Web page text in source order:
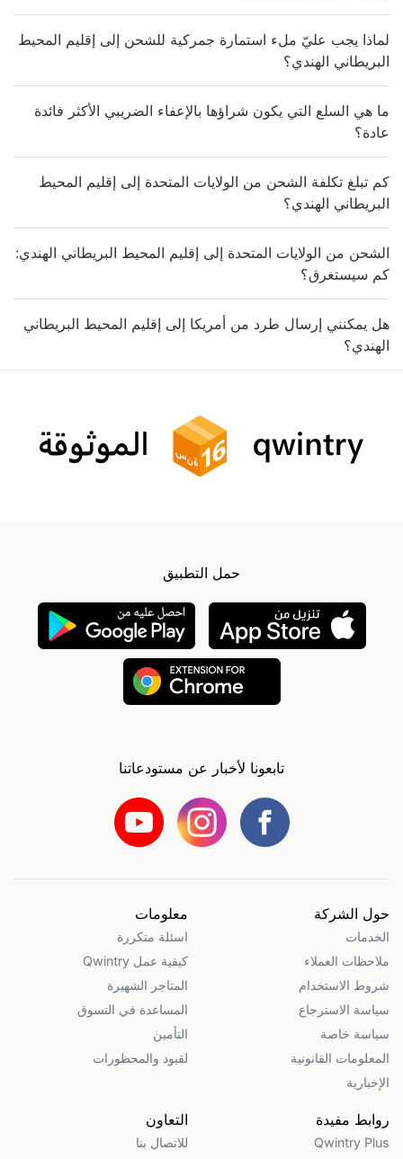
لماذا يجب عليّ ملء استمارة جمركية للشحن إلى إقليم المحيط
البريطاني الهندي؟
ما هي السلع التي يكون شراؤها بالإعفاء الضريبي الأكثر فائدة
عادة؟
كم تبلغ تكلفة الشحن من الولايات المتحدة إلى إقليم المحيط
البريطاني الهندي؟
الشحن من الولايات المتحدة إلى إقليم المحيط البريطاني الهندي:
كم سيستغرق؟
هل يمكنني إرسال طرد من أمريكا إلى إقليم المحيط البريطاني
الهندي؟
حمل التطبيق
تابعونا لأخبار عن مستودعاتنا
حول الشركة
الخدمات
ملاحظات العملاء
شروط الاستخدام
سياسة الاسترجاع
سياسة خاصة
المعلومات القانونية
الإخبارية
معلومات
اسئلة متكررة
كيفية عمل Qwintry
المتاجر الشهيرة
المساعدة في التسوق
التأمين
لقيود والمحظورات
روابط مفيدة
Qwintry Plus
التعاون
للاتصال بنا